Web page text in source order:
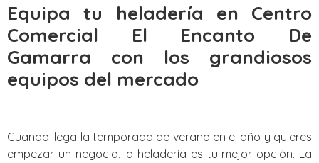
Equipa tu heladería en Centro
Comercial El Encanto De
Gamarra con los grandiosos
equipos del mercado
Cuando llega la temporada de verano en el año y quieres
empezar un negocio, la heladería es tu mejor opción. La